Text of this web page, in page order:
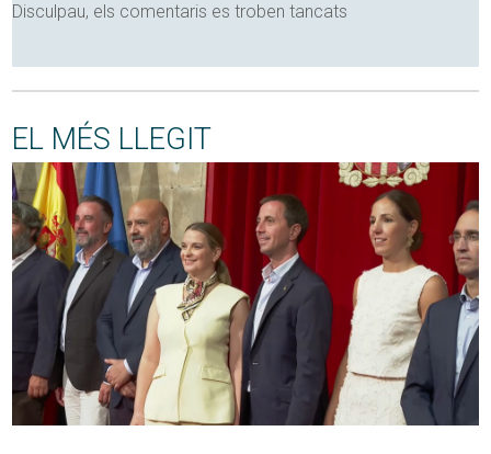
Disculpau, els comentaris es troben tancats
EL MÉS LLEGIT